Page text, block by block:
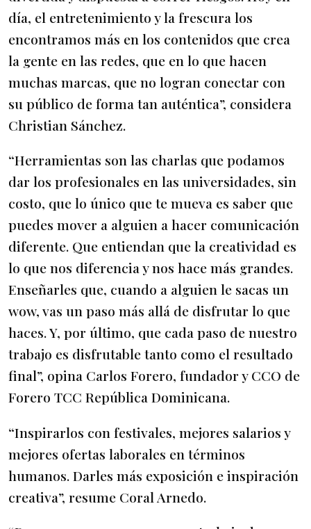
día, el entretenimiento y la frescura los
encontramos más en los contenidos que crea
la gente en las redes, que en lo que hacen
muchas marcas, que no logran conectar con
su público de forma tan auténtica”, considera
Christian Sánchez.
“Herramientas son las charlas que podamos
dar los profesionales en las universidades, sin
costo, que lo único que te mueva es saber que
puedes mover a alguien a hacer comunicación
diferente. Que entiendan que la creatividad es
lo que nos diferencia y nos hace más grandes.
Enseñarles que, cuando a alguien le sacas un
wow, vas un paso más allá de disfrutar lo que
haces. Y, por último, que cada paso de nuestro
trabajo es disfrutable tanto como el resultado
final”, opina Carlos Forero, fundador y CCO de
Forero TCC República Dominicana.
“Inspirarlos con festivales, mejores salarios y
mejores ofertas laborales en términos
humanos. Darles más exposición e inspiración
creativa”, resume Coral Arnedo.